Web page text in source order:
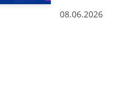
08.06.2026